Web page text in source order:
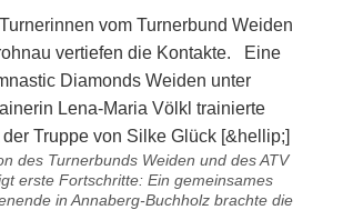
des Turnerbunds Weiden und des ATV
erste Fortschritte: Ein gemeinsames
in Annaberg-Buchholz brachte die